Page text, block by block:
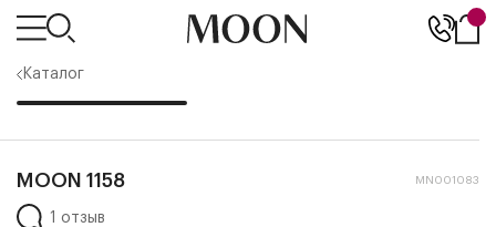
Каталог
MOON 1158 MN001083
1 отзыв